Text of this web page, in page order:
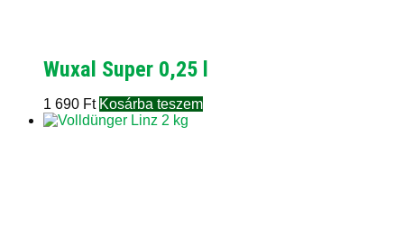
Wuxal Super 0,25 l
1 690 Ft Kosárba teszem